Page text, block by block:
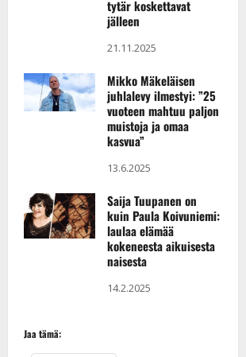
tytär koskettavat
jälleen
21.11.2025
Mikko Mäkeläisen
juhlalevy ilmestyi: ”25
vuoteen mahtuu paljon
muistoja ja omaa
kasvua”
13.6.2025
Saija Tuupanen on
kuin Paula Koivuniemi:
laulaa elämää
kokeneesta aikuisesta
naisesta
14.2.2025
Jaa tämä: